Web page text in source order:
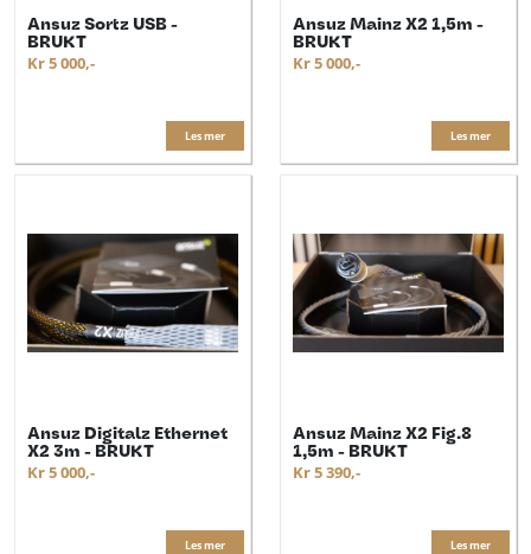
Ansuz Sortz USB -
BRUKT
Kr 5 000,-
Les mer
Ansuz Mainz X2 1,5m -
BRUKT
Kr 5 000,-
Les mer
Ansuz Digitalz Ethernet
X2 3m - BRUKT
Kr 5 000,-
Les mer
Ansuz Mainz X2 Fig.8
1,5m - BRUKT
Kr 5 390,-
Les mer